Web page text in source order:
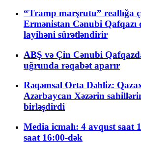
“Tramp marşrutu” reallığa
Ermənistan Cənubi Qafqazı
layihəni sürətləndirir
ABŞ və Çin Cənubi
uğrunda rəqabət aparır
Rəqəmsal Orta Dəhliz:
Azərbaycan Xəzərin
birləşdirdi
Media icmalı: 4 avqust saat
saat 16:00-dək